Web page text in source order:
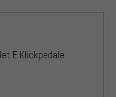
E Klickpedale